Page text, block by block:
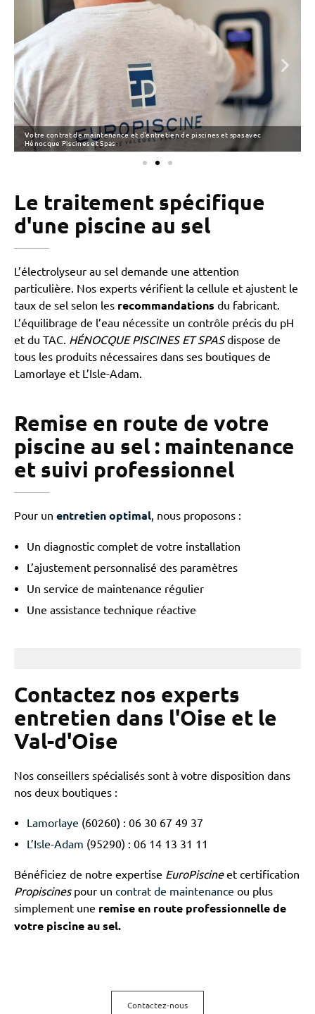
Votre contrat de maintenance et d'entretien de piscines et spas avec
Hénocque Piscines et Spas
Le traitement spécifique
d'une piscine au sel
L’électrolyseur au sel demande une attention
particulière. Nos experts vérifient la cellule et ajustent le
taux de sel selon les recommandations du fabricant.
L’équilibrage de l’eau nécessite un contrôle précis du pH
et du TAC. HÉNOCQUE PISCINES ET SPASdispose de
tous les produits nécessaires dans ses boutiques de
Lamorlaye et L’Isle-Adam.
Remise en route de votre
piscine au sel : maintenance
et suivi professionnel
Pour un entretien optimal, nous proposons :
Un diagnostic complet de votre installation
L’ajustement personnalisé des paramètres
Un service de maintenance régulier
Une assistance technique réactive
Contactez nos experts
entretien dans l'Oise et le
Val-d'Oise
Nos conseillers spécialisés sont à votre disposition dans
nos deux boutiques :
Lamorlaye (60260) : 06 30 67 49 37
L’Isle-Adam (95290) : 06 14 13 31 11
Bénéficiez de notre expertise EuroPiscineet certification
Propiscinespour un contrat de maintenance ou plus
simplement une remise en route professionnelle de
votre piscine au sel.
Contactez-nous